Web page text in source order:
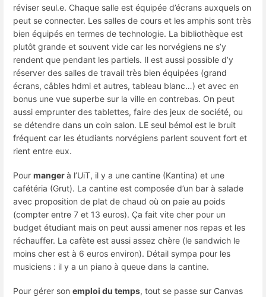
réviser seul.e. Chaque salle est équipée d’écrans auxquels on
peut se connecter. Les salles de cours et les amphis sont très
bien équipés en termes de technologie. La bibliothèque est
plutôt grande et souvent vide car les norvégiens ne s’y
rendent que pendant les partiels. Il est aussi possible d’y
réserver des salles de travail très bien équipées (grand
écrans, câbles hdmi et autres, tableau blanc…) et avec en
bonus une vue superbe sur la ville en contrebas. On peut
aussi emprunter des tablettes, faire des jeux de société, ou
se détendre dans un coin salon. LE seul bémol est le bruit
fréquent car les étudiants norvégiens parlent souvent fort et
rient entre eux.
Pour mangerà l’UiT, il y a une cantine (Kantina) et une
cafétéria (Grut). La cantine est composée d’un bar à salade
avec proposition de plat de chaud où on paie au poids
(compter entre 7 et 13 euros). Ça fait vite cher pour un
budget étudiant mais on peut aussi amener nos repas et les
réchauffer. La cafète est aussi assez chère (le sandwich le
moins cher est à 6 euros environ). Détail sympa pour les
musiciens : il y a un piano à queue dans la cantine.
Pour gérer son emploi du temps, tout se passe sur Canvas